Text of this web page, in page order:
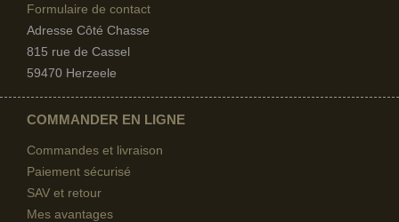
Formulaire de contact
Adresse Côté Chasse
815 rue de Cassel
59470 Herzeele
COMMANDER EN LIGNE
Commandes et livraison
Paiement sécurisé
SAV et retour
Mes avantages